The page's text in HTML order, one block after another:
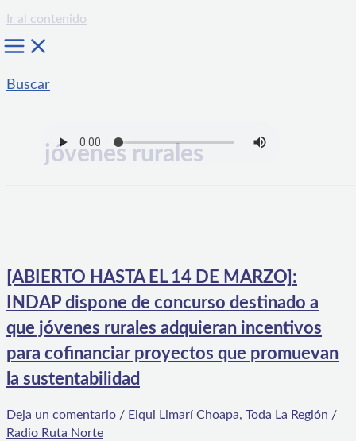
Ir al contenido
Buscar
jóvenes rurales
[ABIERTO HASTA EL 14 DE MARZO]:
INDAP dispone de concurso destinado a
que jóvenes rurales adquieran incentivos
para cofinanciar proyectos que promuevan
la sustentabilidad
Deja un comentario / Elqui Limarí Choapa, Toda La Región /
Radio Ruta Norte